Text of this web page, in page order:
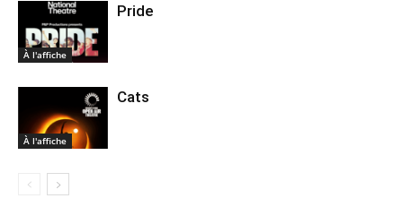
À l'affiche
Pride
À l'affiche
Cats